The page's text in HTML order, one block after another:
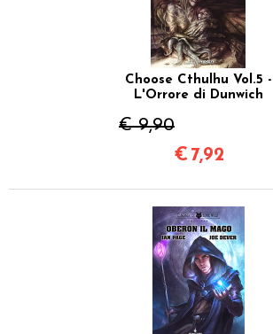
Choose Cthulhu Vol.5 -
L'Orrore di Dunwich
€ 9,90
€ 7,92